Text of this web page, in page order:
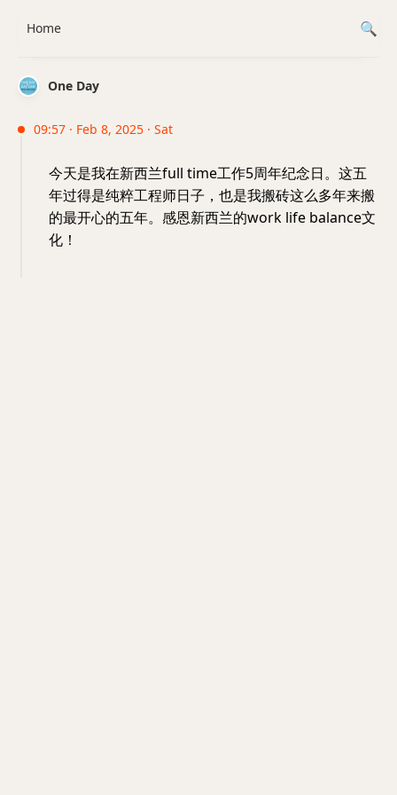
One Day
09:57 · Feb 8, 2025 · Sat
今天是我在新西兰full time工作5周年纪念日。这五
年过得是纯粹工程师日子，也是我搬砖这么多年来搬
的最开心的五年。感恩新西兰的work life balance文
化！
Home